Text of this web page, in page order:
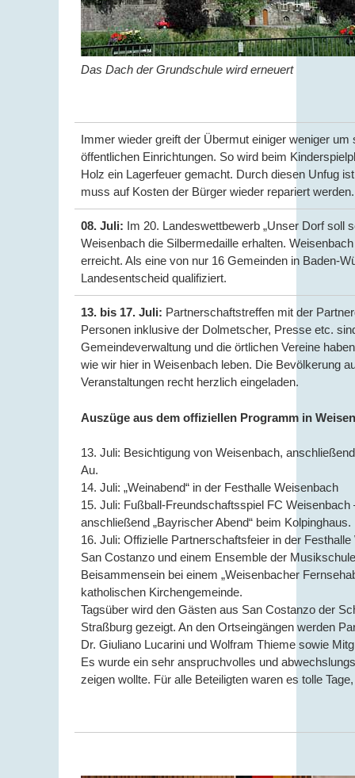
Das Dach der Grundschule wird erneuert
Immer wieder greift der Übermut einiger weniger
öffentlichen Einrichtungen. So wird beim
Holz ein Lagerfeuer gemacht. Durch diesen Unfug
muss auf Kosten der Bürger wieder repariert werden.
08. Juli: Im 20. Landeswettbewerb „Unser Dorf soll
Weisenbach die Silbermedaille erhalten.
erreicht. Als eine von nur 16 Gemeinden in Baden-
Landesentscheid qualifiziert.
13. bis 17. Juli: Partnerschaftstreffen mit der
Personen inklusive der Dolmetscher, Presse etc.
Gemeindeverwaltung und die örtlichen Vereine
wie wir hier in Weisenbach leben. Die Bevölkerung
Veranstaltungen recht herzlich eingeladen.
Auszüge aus dem offiziellen Programm in
13. Juli: Besichtigung von Weisenbach,
Au.
14. Juli: „Weinabend“ in der Festhalle Weisenbach
15. Juli: Fußball-Freundschaftsspiel FC
anschließend „Bayrischer Abend“ beim
16. Juli: Offizielle Partnerschaftsfeier in der
San Costanzo und einem Ensemble der
Beisammensein bei einem „Weisenbacher
katholischen Kirchengemeinde.
Tagsüber wird den Gästen aus San Costanzo der
Straßburg gezeigt. An den Ortseingängen werden
Dr. Giuliano Lucarini und Wolfram Thieme sowie
Es wurde ein sehr anspruchvolles und
zeigen wollte. Für alle Beteiligten waren es tolle